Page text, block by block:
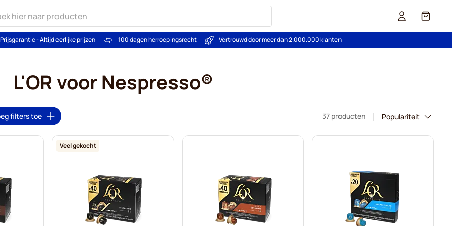
Cart
Prijsgarantie - Altijd eerlijke prijzen 100 dagen herroepingsrecht Vertrouwd door meer dan 2.000.000 klanten
L'OR voor Nespresso®
filters toe 37 producten
Veel gekocht